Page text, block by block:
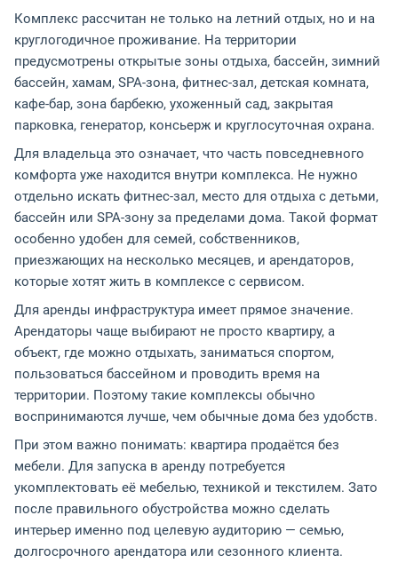
Комплекс рассчитан не только на летний отдых, но и на
круглогодичное проживание. На территории
предусмотрены открытые зоны отдыха, бассейн, зимний
бассейн, хамам, SPA-зона, фитнес-зал, детская комната,
кафе-бар, зона барбекю, ухоженный сад, закрытая
парковка, генератор, консьерж и круглосуточная охрана.
Для владельца это означает, что часть повседневного
комфорта уже находится внутри комплекса. Не нужно
отдельно искать фитнес-зал, место для отдыха с детьми,
бассейн или SPA-зону за пределами дома. Такой формат
особенно удобен для семей, собственников,
приезжающих на несколько месяцев, и арендаторов,
которые хотят жить в комплексе с сервисом.
Для аренды инфраструктура имеет прямое значение.
Арендаторы чаще выбирают не просто квартиру, а
объект, где можно отдыхать, заниматься спортом,
пользоваться бассейном и проводить время на
территории. Поэтому такие комплексы обычно
воспринимаются лучше, чем обычные дома без удобств.
При этом важно понимать: квартира продаётся без
мебели. Для запуска в аренду потребуется
укомплектовать её мебелью, техникой и текстилем. Зато
после правильного обустройства можно сделать
интерьер именно под целевую аудиторию — семью,
долгосрочного арендатора или сезонного клиента.